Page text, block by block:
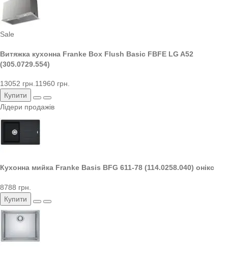
Sale
Витяжка кухонна Franke Box Flush Basic FBFE LG A52
(305.0729.554)
13052 грн.11960 грн.
Купити
Лідери продажів
Кухонна мийка Franke Basis BFG 611-78 (114.0258.040) онікс
8788 грн.
Купити